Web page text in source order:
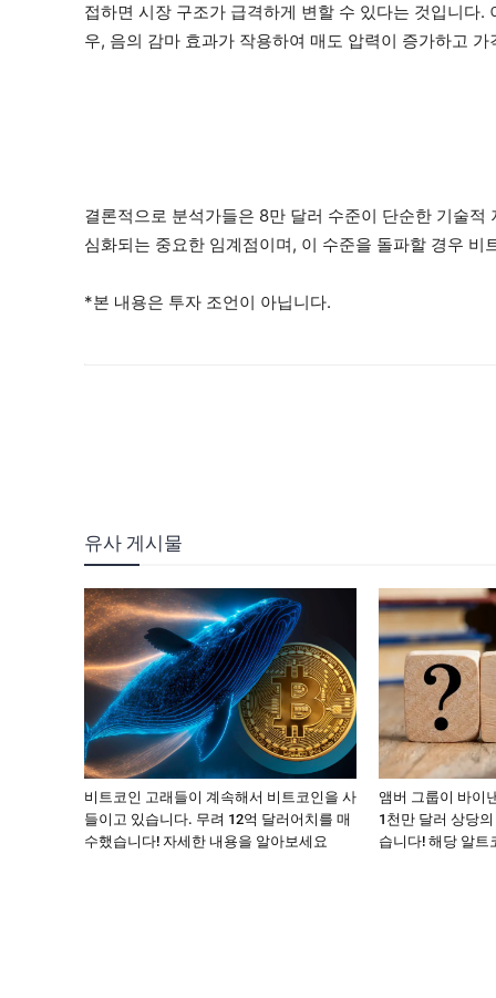
접하면 시장 구조가 급격하게 변할 수 있다는 것입니
우, 음의 감마 효과가 작용하여 매도 압력이 증가하고
결론적으로 분석가들은 8만 달러 수준이 단순한 기술
심화되는 중요한 임계점이며, 이 수준을 돌파할 경우
*본 내용은 투자 조언이 아닙니다.
유사 게시물
비트코인 고래들이 계속해서 비트코인을 사
들이고 있습니다. 무려 12억 달러어치를 매
수했습니다! 자세한 내용을 알아보세요
앰버 그룹이 바이
1천만 달러 상당
습니다! 해당 알트